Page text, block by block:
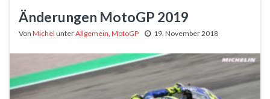
Änderungen MotoGP 2019
Von Michel unterAllgemein MotoGP 19. November 2018